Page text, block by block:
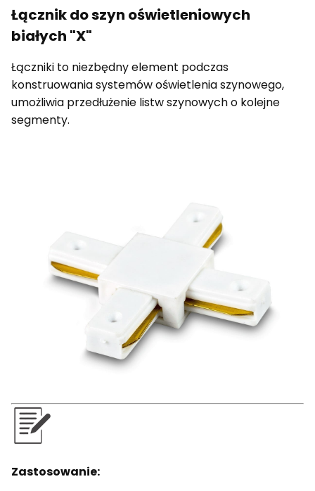
Łącznik do szyn oświetleniowych
białych "X"
Łączniki to niezbędny element podczas
konstruowania systemów oświetlenia szynowego,
umożliwia przedłużenie listw szynowych o kolejne
segmenty.
Zastosowanie: